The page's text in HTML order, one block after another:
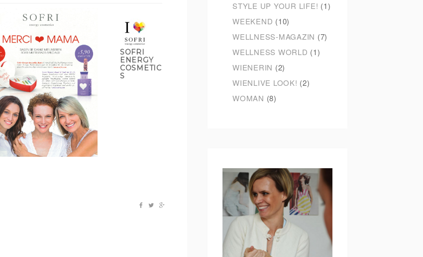
SOFRI
ENERGY
COSMETIC
S
STYLE UP YOUR LIFE! (1)
WEEKEND (10)
WELLNESS-MAGAZIN (7)
WELLNESS WORLD (1)
WIENERIN (2)
WIENLIVE LOOK! (2)
WOMAN (8)